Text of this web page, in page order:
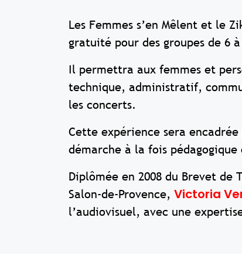
Les Femmes s’en Mêlent et le
gratuité pour des groupes de 6 à
Il permettra aux femmes et
technique, administratif,
les concerts.
Cette expérience sera encadrée
démarche à la fois
Diplômée en 2008 du Brevet de
Salon-de-Provence, Victoria
l’audiovisuel, avec une